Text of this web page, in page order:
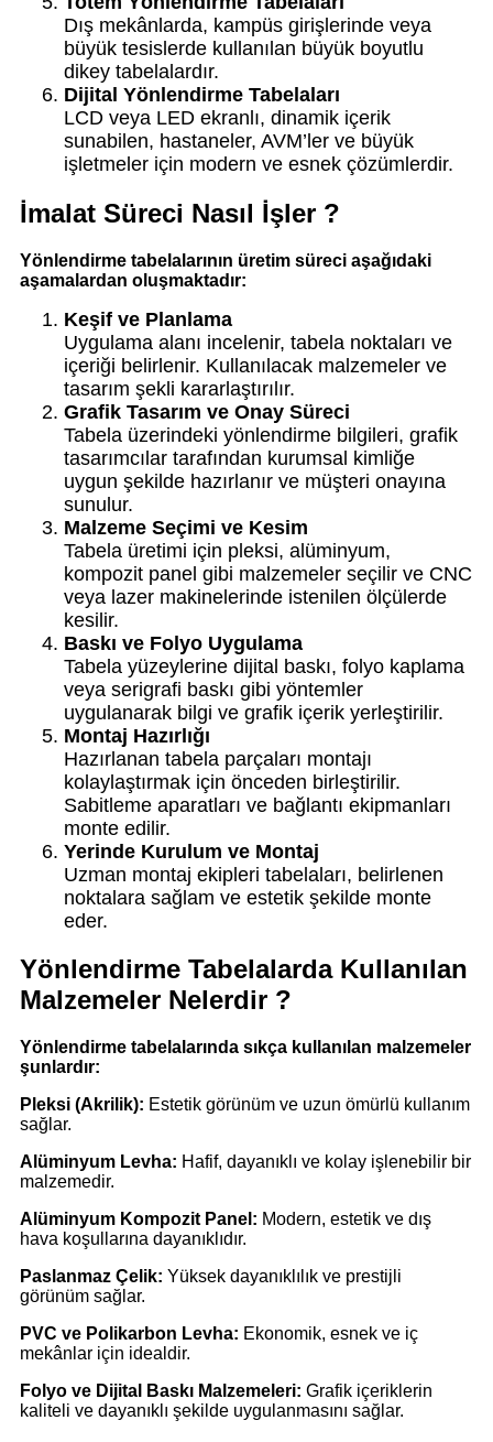
Dış mekânlarda, kampüs girişlerinde veya
büyük tesislerde kullanılan büyük boyutlu
dikey tabelalardır.
Dijital Yönlendirme Tabelaları
LCD veya LED ekranlı, dinamik içerik
sunabilen, hastaneler, AVM’ler ve büyük
işletmeler için modern ve esnek çözümlerdir.
İmalat Süreci Nasıl İşler ?
Yönlendirme tabelalarının üretim süreci aşağıdaki
aşamalardan oluşmaktadır:
Keşif ve Planlama
Uygulama alanı incelenir, tabela noktaları ve
içeriği belirlenir. Kullanılacak malzemeler ve
tasarım şekli kararlaştırılır.
Grafik Tasarım ve Onay Süreci
Tabela üzerindeki yönlendirme bilgileri, grafik
tasarımcılar tarafından kurumsal kimliğe
uygun şekilde hazırlanır ve müşteri onayına
sunulur.
Malzeme Seçimi ve Kesim
Tabela üretimi için pleksi, alüminyum,
kompozit panel gibi malzemeler seçilir ve CNC
veya lazer makinelerinde istenilen ölçülerde
kesilir.
Baskı ve Folyo Uygulama
Tabela yüzeylerine dijital baskı, folyo kaplama
veya serigrafi baskı gibi yöntemler
uygulanarak bilgi ve grafik içerik yerleştirilir.
Montaj Hazırlığı
Hazırlanan tabela parçaları montajı
kolaylaştırmak için önceden birleştirilir.
Sabitleme aparatları ve bağlantı ekipmanları
monte edilir.
Yerinde Kurulum ve Montaj
Uzman montaj ekipleri tabelaları, belirlenen
noktalara sağlam ve estetik şekilde monte
eder.
Yönlendirme Tabelalarda Kullanılan
Malzemeler Nelerdir ?
Yönlendirme tabelalarında sıkça kullanılan malzemeler
şunlardır:
Pleksi (Akrilik): Estetik görünüm ve uzun ömürlü kullanım
sağlar.
Alüminyum Levha: Hafif, dayanıklı ve kolay işlenebilir bir
malzemedir.
Alüminyum Kompozit Panel: Modern, estetik ve dış
hava koşullarına dayanıklıdır.
Paslanmaz Çelik: Yüksek dayanıklılık ve prestijli
görünüm sağlar.
PVC ve Polikarbon Levha: Ekonomik, esnek ve iç
mekânlar için idealdir.
Folyo ve Dijital Baskı Malzemeleri: Grafik içeriklerin
kaliteli ve dayanıklı şekilde uygulanmasını sağlar.